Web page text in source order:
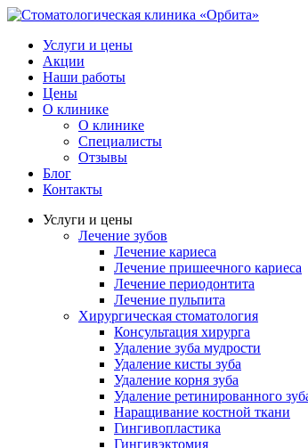
Услуги и цены
Акции
Наши работы
Цены
О клинике
О клинике
Специалисты
Отзывы
Блог
Контакты
Услуги и цены
Лечение зубов
Лечение кариеса
Лечение пришеечного кариеса
Лечение периодонтита
Лечение пульпита
Хирургическая стоматология
Консультация хирурга
Удаление зуба мудрости
Удаление кисты зуба
Удаление корня зуба
Удаление ретинированного
Наращивание костной ткани
Гингивопластика
Гингивэктомия